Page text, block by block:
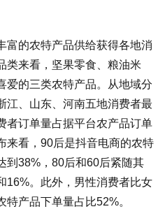
富的农特产品供给获得各地消
类来看，坚果零食、粮油米
爱的三类农特产品。从地域分
江、山东、河南五地消费者最
者订单量占据平台农产品订单
来看，90后是抖音电商的农特
到38%，80后和60后紧随其
16%。此外，男性消费者比女
产品下单量占比52%。